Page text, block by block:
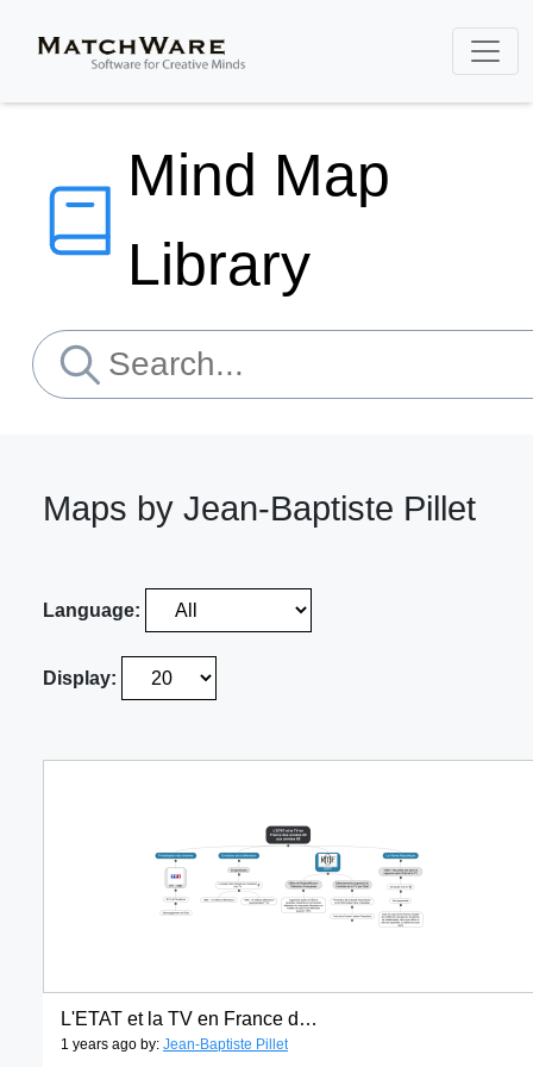
Mind Map
Library
Maps by Jean-Baptiste Pillet
Language:
Display:
L'ETAT et la TV en France des années 60 aux années 801
1 years ago by: Jean-Baptiste Pillet